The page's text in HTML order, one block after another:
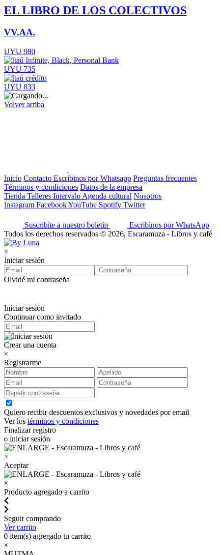
EL LIBRO DE LOS COLECTIVOS
VV.AA.
UYU 980
UYU 735
UYU 833
Volver arriba
Inicio Contacto Escribinos por Whatsapp Preguntas frecuentes
Términos y condiciones Datos de la empresa
Tienda Talleres Intervalo Agenda cultural Nosotros
Instagram FacebookYouTube Spotify Twitter
Suscribite a nuestro boletín
Escribinos por WhatsApp
Todos los derechos reservados © 2026, Escaramuza - Libros y café
×
Iniciar sesión
Olvidé mi contraseña
Iniciar sesión
Continuar como invitado
Crear una cuenta
×
Registrarme
Quiero recibir descuentos exclusivos y novedades por email
Ver los términos y condiciones
Finalizar registro
o iniciar sesión
×
Aceptar
×
Producto agregado a carrito
Seguir comprando
Ver carrito
0 item(s) agregado tu carrito
×